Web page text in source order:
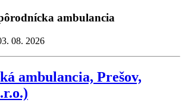
ambulancia
08. 2026
ambulancia, Prešov,